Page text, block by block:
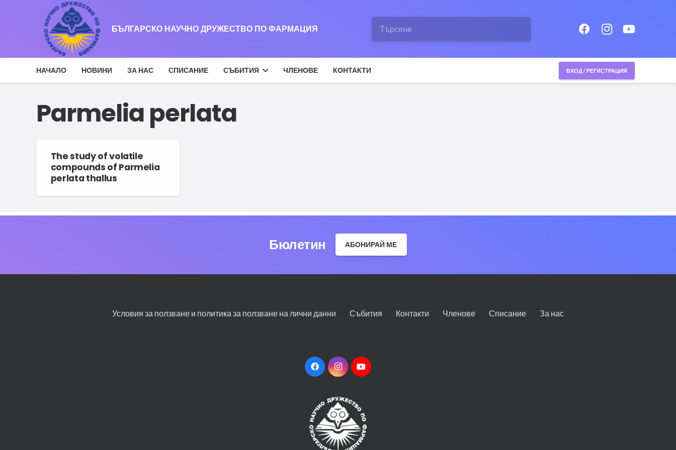
БЪЛГАРСКО НАУЧНО ДРУЖЕСТВО ПО ФАРМАЦИЯ
НАЧАЛО НОВИНИ ЗА НАС СПИСАНИЕ СЪБИТИЯ ЧЛЕНОВЕ КОНТАКТИ ВХОД / РЕГИСТРАЦИЯ
Parmelia perlata
The study of volatile
compounds of Parmelia
perlata thallus
Бюлетин АБОНИРАЙ МЕ
Условия за ползване и политика за ползване на лични данни Събития Контакти Членове Списание За нас